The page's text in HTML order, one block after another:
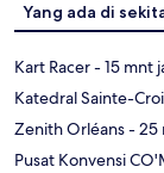
Yang ada di
Kart Racer- 15 mnt
Katedral Sainte-
Zenith Orléans- 25
Pusat Konvensi